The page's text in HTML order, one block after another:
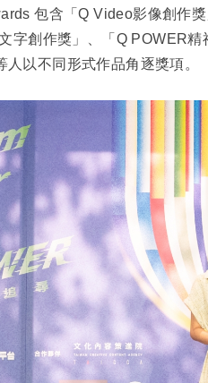
包含「Q Video影像創作
字創作獎」、「Q POWER
以不同形式作品角逐獎項。